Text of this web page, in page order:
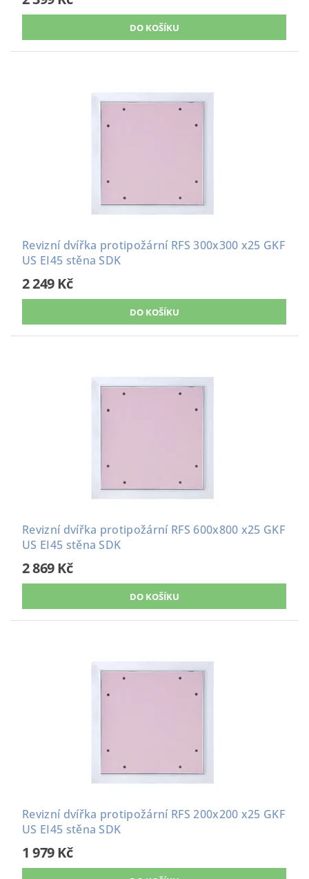
Revizní dvířka protipožární RFS 300x300 x25 GKF
US EI45 stěna SDK
2 249 Kč
Revizní dvířka protipožární RFS 600x800 x25 GKF
US EI45 stěna SDK
2 869 Kč
Revizní dvířka protipožární RFS 200x200 x25 GKF
US EI45 stěna SDK
1 979 Kč